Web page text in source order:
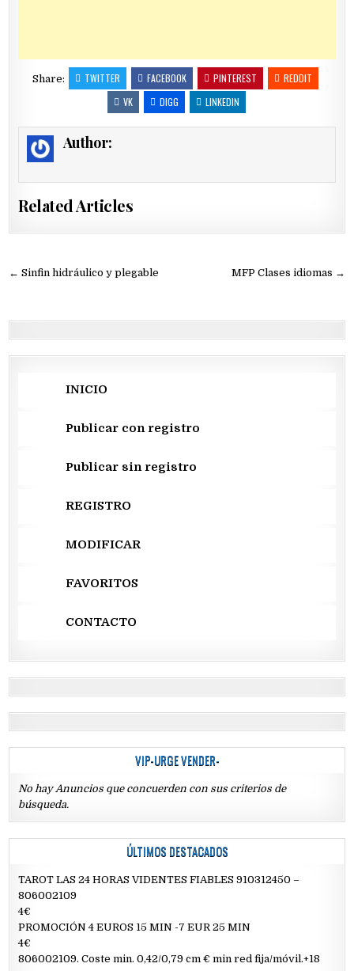
Share: TWITTER FACEBOOK PINTEREST
REDDIT
VK
DIGG LINKEDIN
Author:
Related Articles
Navegación
entradas
← Sinfin hidráulico y plegable MFP Clases idiomas →
INICIO
Publicar con registro
Publicar sin registro
REGISTRO
MODIFICAR
FAVORITOS
CONTACTO
VIP-URGE VENDER-
No hay Anuncios que concuerden con sus criterios de
búsqueda.
ÚLTIMOS DESTACADOS
TAROT LAS 24 HORAS VIDENTES FIABLES 910312450 –
806002109
4€
PROMOCIÓN 4 EUROS 15 MIN -7 EUR 25 MIN
4€
806002109. Coste min. 0,42/0,79 cm € min red fija/móvil.+18